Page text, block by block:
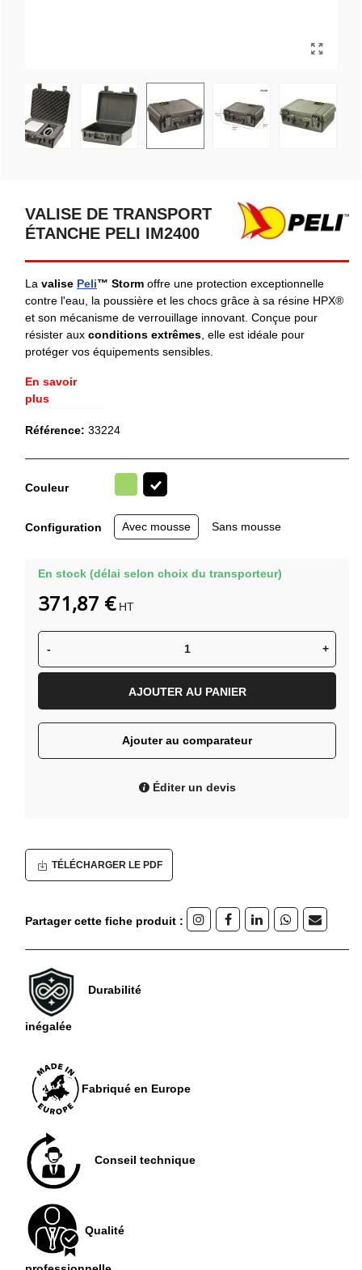
VALISE DE TRANSPORT
ÉTANCHE PELI IM2400
La valise Peli™ Storm offre une protection exceptionnelle
contre l'eau, la poussière et les chocs grâce à sa résine HPX®
et son mécanisme de verrouillage innovant. Conçue pour
résister aux conditions extrêmes , elle est idéale pour
protéger vos équipements sensibles.
En savoir
plus
Référence: 33224
Couleur
Configuration
Avec mousse Sans mousse
En stock (délai selon choix du transporteur)
- +
AJOUTER AU PANIER
Ajouter au comparateur
Éditer un devis
371,87 € HT
TÉLÉCHARGER LE PDF
Partager cette fiche produit :
Durabilité
inégalée
Fabriqué en Europe
Conseil technique
Qualité